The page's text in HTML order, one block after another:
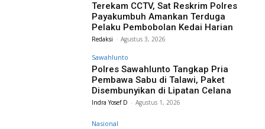
Terekam CCTV, Sat Reskrim Polres
Payakumbuh Amankan Terduga
Pelaku Pembobolan Kedai Harian
Redaksi - Agustus 3, 2026
Sawahlunto
Polres Sawahlunto Tangkap Pria
Pembawa Sabu di Talawi, Paket
Disembunyikan di Lipatan Celana
Indra Yosef D - Agustus 1, 2026
Nasional